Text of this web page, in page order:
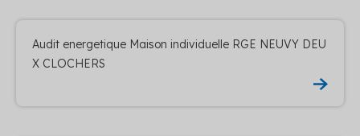
Audit energetique Maison individuelle RGE NEUVY DEU
X CLOCHERS